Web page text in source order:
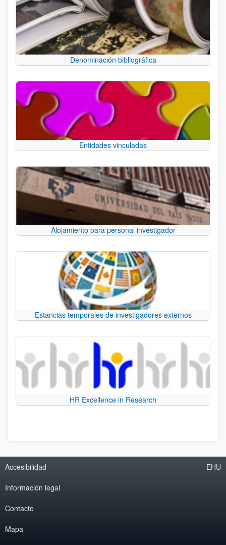
Denominación bibliográfica
Entidades vinculadas
Alojamiento para personal investigador
Estancias temporales de investigadores externos
HR Excellence in Research
Accesibilidad
Información legal
Contacto
Mapa
EHU